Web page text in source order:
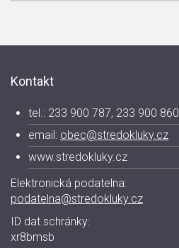
Kontakt
tel.: 233 900 787, 233 900 860
email: obec@stredokluky.cz
www.stredokluky.cz
Elektronická podatelna:
podatelna@stredokluky.cz
ID dat.schránky:
xr8bmsb